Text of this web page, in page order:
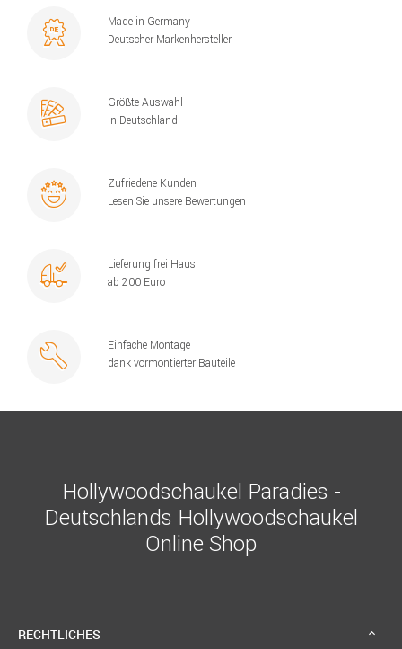
Made in Germany
Deutscher Markenhersteller
Größte Auswahl
in Deutschland
Zufriedene Kunden
Lesen Sie unsere Bewertungen
Lieferung frei Haus
ab 200 Euro
Einfache Montage
dank vormontierter Bauteile
Hollywoodschaukel Paradies -
Deutschlands Hollywoodschaukel
Online Shop
RECHTLICHES